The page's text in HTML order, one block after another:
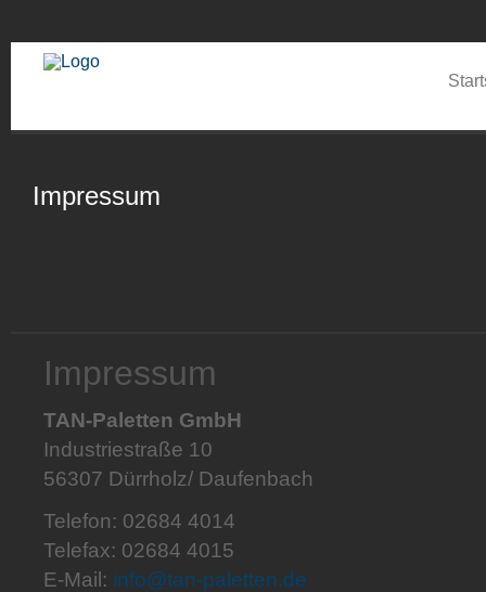
Impressum
Impressum
TAN-Paletten GmbH
Industriestraße 10
56307 Dürrholz/ Daufenbach
Telefon: 02684 4014
Telefax: 02684 4015
E-Mail: info@tan-paletten.de